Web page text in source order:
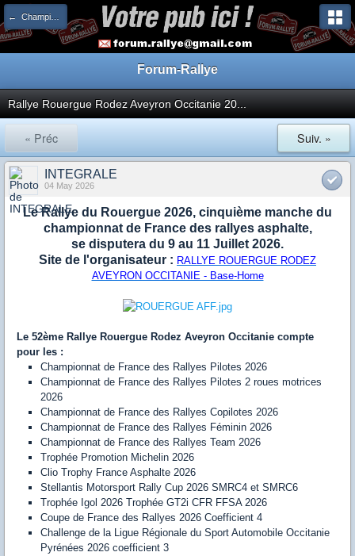
← Championnat de France
Forum-Rallye
Rallye Rouergue Rodez Aveyron Occitanie 20...
« Préc Suiv. »
INTEGRALE
04 May 2026
Le Rallye du Rouergue 2026, cinquième manche du
championnat de France des rallyes asphalte,
se disputera du 9 au 11 Juillet 2026.
Site de l'organisateur : RALLYE ROUERGUE RODEZ
AVEYRON OCCITANIE - Base-Home
Le 52ème Rallye Rouergue Rodez Aveyron Occitanie compte
pour les :
Championnat de France des Rallyes Pilotes 2026
Championnat de France des Rallyes Pilotes 2 roues motrices
2026
Championnat de France des Rallyes Copilotes 2026
Championnat de France des Rallyes Féminin 2026
Championnat de France des Rallyes Team 2026
Trophée Promotion Michelin 2026
Clio Trophy France Asphalte 2026
Stellantis Motorsport Rally Cup 2026 SMRC4 et SMRC6
Trophée Igol 2026 Trophée GT2i CFR FFSA 2026
Coupe de France des Rallyes 2026 Coefficient 4
Challenge de la Ligue Régionale du Sport Automobile Occitanie
Pyrénées 2026 coefficient 3